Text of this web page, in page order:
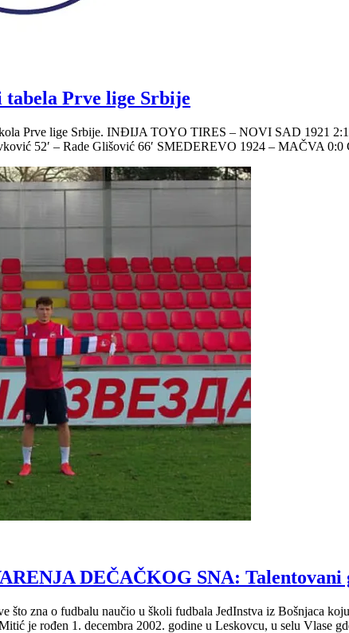
Prve lige Srbije
Prve lige Srbije. INĐIJA TOYO TIRES – NOVI SAD 1921
52′ – Rade Glišović 66′ SMEDEREVO 1924 – MAČVA
DEČAČKOG SNA:
što zna o fudbalu naučio u školi fudbala JedInstva iz Bošnjaca
je rođen 1. decembra 2002. godine u Leskovcu, u selu Vlase